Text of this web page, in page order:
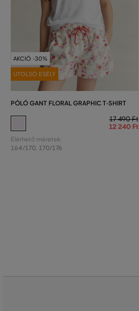
AKCIÓ -30%
UTOLSÓ ESÉLY
PÓLÓ GANT FLORAL GRAPHIC T-SHIRT
17 490 Ft
12 240 Ft
Elérhető méretek:
164/170, 170/176